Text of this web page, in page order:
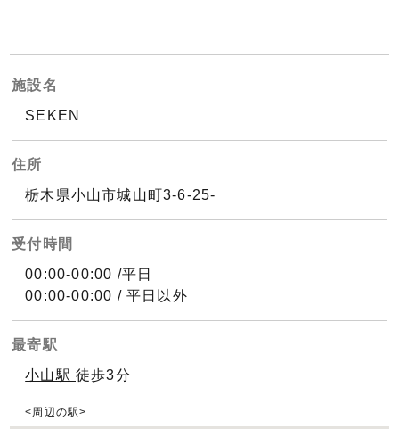
施設名
SEKEN
住所
栃木県小山市城山町3-6-25-
受付時間
00:00-00:00 /平日
00:00-00:00 / 平日以外
最寄駅
小山駅徒歩3分
周辺の駅